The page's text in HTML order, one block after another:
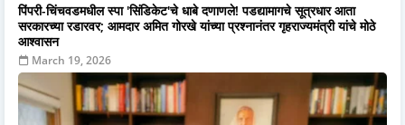
पिंपरी-चिंचवडमधील स्पा 'सिंडिकेट'चे धाबे दणाणले! पडद्यामागचे सूत्रधार आता
सरकारच्या रडारवर; आमदार अमित गोरखे यांच्या प्रश्नानंतर गृहराज्यमंत्री यांचे मोठे
आश्वासन
March 19, 2026